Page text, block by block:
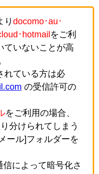
り docomo･au･
･hotmail をご利
ていないことが高
れている方は必
の受信許可の
をご利用の場合、
分けられてしまう
ール]フォルダーを
によって暗号化さ